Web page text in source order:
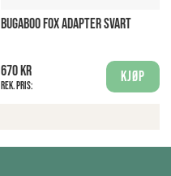
BUGABOO FOX ADAPTER SVART
670 kr
Rek. pris:
Kjøp